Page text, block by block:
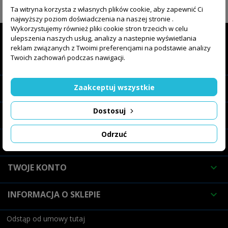
ŚLEDŹ NAS
SKLEP INTERNETOWY
OFERTA 
INFORMACJE 
TWOJE KONTO 
INFORMACJA O SKLEPIE 
Ta witryna korzysta z własnych plików cookie, aby zapewnić Ci
najwyższy poziom doświadczenia na naszej stronie .
Wykorzystujemy również pliki cookie stron trzecich w celu
ulepszenia naszych usług, analizy a nastepnie wyświetlania
reklam związanych z Twoimi preferencjami na podstawie analizy
Twoich zachowań podczas nawigacji.
Odrzuć
Dostosuj
Zaakceptuj wszystkie
Odstąp od umowy tutaj